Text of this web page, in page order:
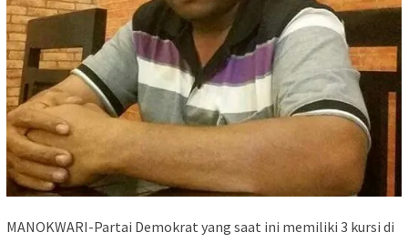
MANOKWARI-Partai Demokrat yang saat ini memiliki 3 kursi di